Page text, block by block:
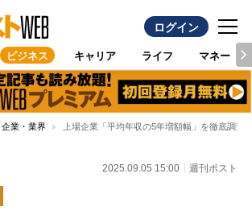
ログイン
ビジネス キャリア ライフ マネー
企業・業界 上場企業「平均年収の5年増額幅」を徹底調
2025.09.05 15:00 週刊ポスト